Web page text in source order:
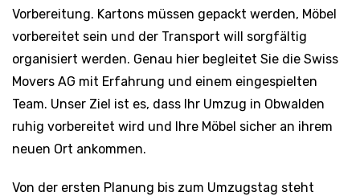
Vorbereitung. Kartons müssen gepackt werden, Möbel
vorbereitet sein und der Transport will sorgfältig
organisiert werden. Genau hier begleitet Sie die Swiss
Movers AG mit Erfahrung und einem eingespielten
Team. Unser Ziel ist es, dass Ihr Umzug in Obwalden
ruhig vorbereitet wird und Ihre Möbel sicher an ihrem
neuen Ort ankommen.
Von der ersten Planung bis zum Umzugstag steht